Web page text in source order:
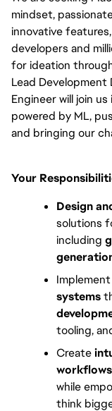
mindset,
innovative
developers and
for ideation
Lead Development
Engineer will join
powered by ML,
and bringing our
Your
Design
solutions
including
systems
tooling,
Create
workflows
while
think